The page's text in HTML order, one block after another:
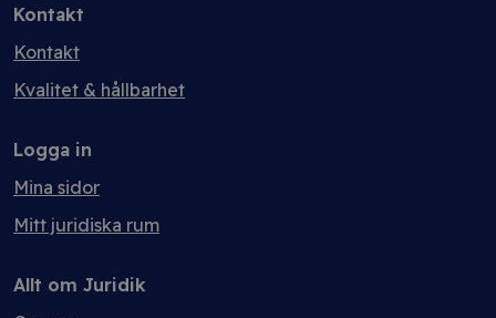
Kontakt
Kontakt
Kvalitet & hållbarhet
Logga in
Mina sidor
Mitt juridiska rum
Allt om Juridik